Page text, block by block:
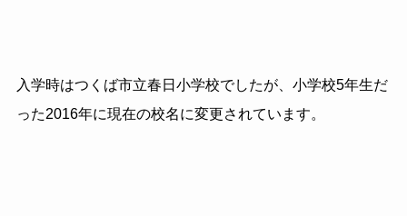
入学時はつくば市立春日小学校でしたが、小学校5年生だ
った2016年に現在の校名に変更されています。